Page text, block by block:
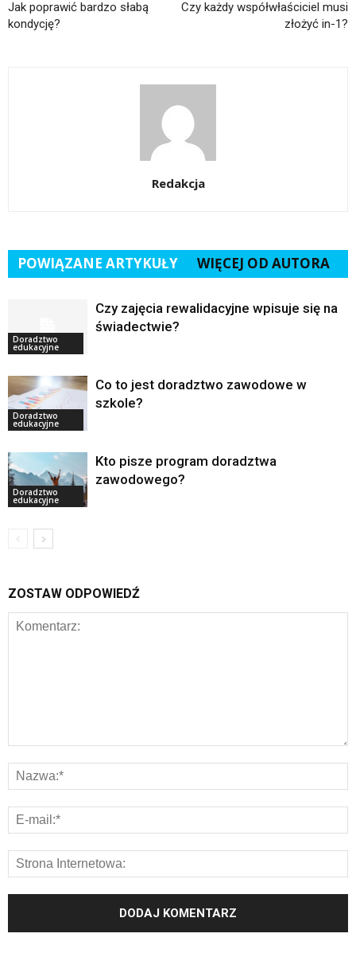
Jak poprawić bardzo słabą
kondycję?
Czy każdy współwłaściciel musi
złożyć in-1?
Redakcja
POWIĄZANE ARTYKUŁY WIĘCEJ OD AUTORA
Doradztwo
edukacyjne
Czy zajęcia rewalidacyjne wpisuje się na
świadectwie?
Doradztwo
edukacyjne
Co to jest doradztwo zawodowe w
szkole?
Doradztwo
edukacyjne
Kto pisze program doradztwa
zawodowego?
ZOSTAW ODPOWIEDŹ